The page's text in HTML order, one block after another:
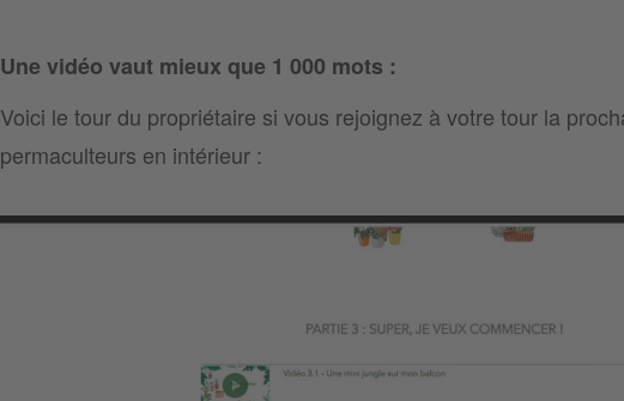
Une vidéo vaut mieux que 1 000 mots :
Voici le tour du propriétaire si vous rejoignez à votre tour la
permaculteurs en intérieur :